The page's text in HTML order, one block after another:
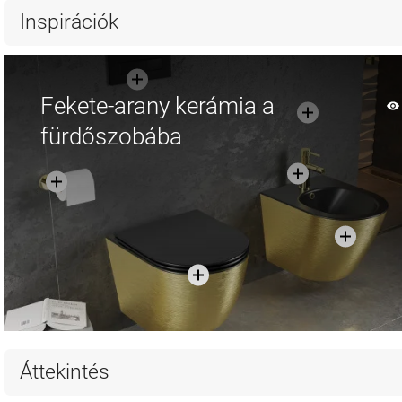
össze
Inspirációk
Fekete-arany kerámia a
fürdőszobába
Áttekintés